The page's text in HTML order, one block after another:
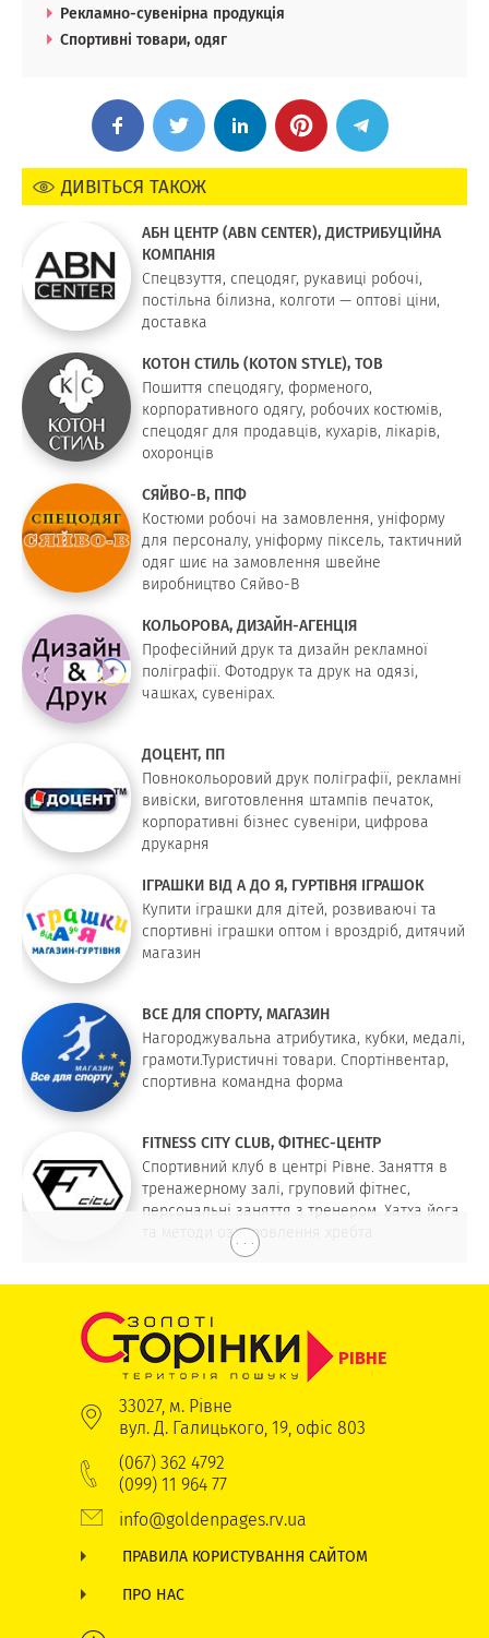
Рекламно-сувенірна продукція
Спортивні товари, одяг
ДИВІТЬСЯ ТАКОЖ
АБН ЦЕНТР (ABN CENTER), ДИСТРИБУЦІЙНА
КОМПАНІЯ
Спецвзуття, спецодяг, рукавиці робочі,
постільна білизна, колготи — оптові ціни,
доставка
КОТОН СТИЛЬ (KOTON STYLE), ТОВ
Пошиття спецодягу, форменого,
корпоративного одягу, робочих костюмів,
спецодяг для продавців, кухарів, лікарів,
охоронців
СЯЙВО-В, ППФ
Костюми робочі на замовлення, уніформу
для персоналу, уніформу піксель, тактичний
одяг шиє на замовлення швейне
виробництво Сяйво-В
КОЛЬОРОВА, ДИЗАЙН-АГЕНЦІЯ
Професійний друк та дизайн рекламної
поліграфії. Фотодрук та друк на одязі,
чашках, сувенірах.
ДОЦЕНТ, ПП
Повнокольоровий друк поліграфії, рекламні
вивіски, виготовлення штампів печаток,
корпоративні бізнес сувеніри, цифрова
друкарня
ІГРАШКИ ВІД А ДО Я, ГУРТІВНЯ ІГРАШОК
Купити іграшки для дітей, розвиваючі та
спортивні іграшки оптом і вроздріб, дитячий
магазин
ВСЕ ДЛЯ СПОРТУ, МАГАЗИН
Нагороджувальна атрибутика, кубки, медалі,
грамоти.Туристичні товари. Спортінвентар,
спортивна командна форма
FITNESS CITY CLUB, ФІТНЕС-ЦЕНТР
Спортивний клуб в центрі Рівне. Заняття в
тренажерному залі, груповий фітнес,
персональні заняття з тренером. Хатха йога
та методи оздоровлення хребта
. . .
РІВНЕ
33027, м. Рівне
вул. Д. Галицького, 19, офіс 803
(067) 362 4792
(099) 11 964 77
info@goldenpages.rv.ua
ПРАВИЛА КОРИСТУВАННЯ САЙТОМ
ПРО НАС